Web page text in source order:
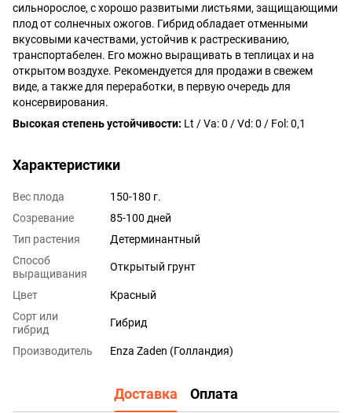
сильнорослое, с хорошо развитыми листьями, защищающими
плод от солнечных ожогов. Гибрид обладает отменными
вкусовыми качествами, устойчив к растрескиванию,
транспортабелен. Его можно выращивать в теплицах и на
открытом воздухе. Рекомендуется для продажи в свежем
виде, а также для переработки, в первую очередь для
консервирования.
Высокая степень устойчивости: Lt / Va: 0 / Vd: 0 / Fol: 0,1
Характеристики
Вес плода
150-180 г.
Cозревание
85-100 дней
Тип растения
Детерминантный
Способ
выращивания
Открытый грунт
Цвет
Красный
Сорт или
гибрид
Гибрид
Производитель Enza Zaden (Голландия)
Доставка Оплата